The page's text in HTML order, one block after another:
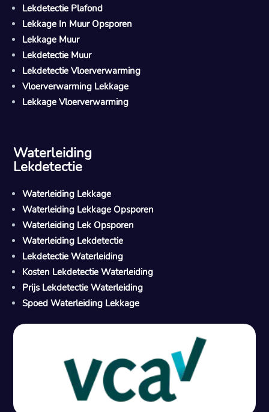
M
Gratis offerte in 24 uur
Lekdetectie Plafond
Lekkage In Muur Opsporen
Lekkage Muur
Lekdetectie Muur
Lekdetectie Vloerverwarming
Vloerverwarming Lekkage
Lekkage Vloerverwarming
Waterleiding
Lekdetectie
Waterleiding Lekkage
Waterleiding Lekkage Opsporen
Waterleiding Lek Opsporen
Waterleiding Lekdetectie
Lekdetectie Waterleiding
Kosten Lekdetectie Waterleiding
Prijs Lekdetectie Waterleiding
Spoed Waterleiding Lekkage